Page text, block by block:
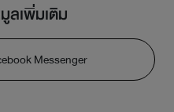
ลเพิ่มเติม
Messenger